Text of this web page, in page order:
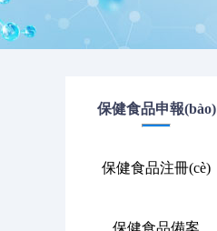
保健食品申報(bào)
保健食品注冊(cè)
保健食品備案